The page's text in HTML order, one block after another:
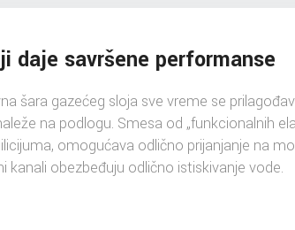
daje savršene performanse
šara gazećeg sloja sve vreme se
na podlogu. Smesa od „funkcionalnih
omogućava odlično prijanjanje na
kanali obezbeđuju odlično istiskivanje vode.